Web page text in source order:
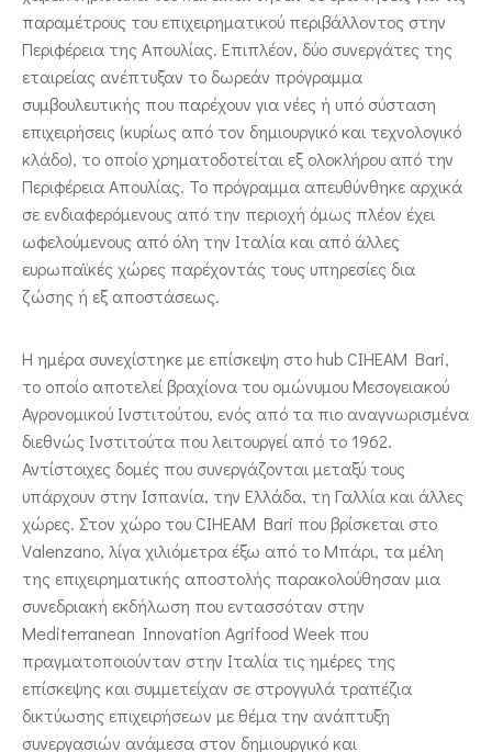
παραμέτρους του επιχειρηματικού περιβάλλοντος στην
Περιφέρεια της Απουλίας. Επιπλέον, δύο συνεργάτες της
εταιρείας ανέπτυξαν το δωρεάν πρόγραμμα
συμβουλευτικής που παρέχουν για νέες ή υπό σύσταση
επιχειρήσεις (κυρίως από τον δημιουργικό και τεχνολογικό
κλάδο), το οποίο χρηματοδοτείται εξ ολοκλήρου από την
Περιφέρεια Απουλίας. Το πρόγραμμα απευθύνθηκε αρχικά
σε ενδιαφερόμενους από την περιοχή όμως πλέον έχει
ωφελούμενους από όλη την Ιταλία και από άλλες
ευρωπαϊκές χώρες παρέχοντάς τους υπηρεσίες δια
ζώσης ή εξ αποστάσεως.
Η ημέρα συνεχίστηκε με επίσκεψη στο hub CIHEAM Bari,
το οποίο αποτελεί βραχίονα του ομώνυμου Μεσογειακού
Αγρονομικού Ινστιτούτου, ενός από τα πιο αναγνωρισμένα
διεθνώς Ινστιτούτα που λειτουργεί από το 1962.
Αντίστοιχες δομές που συνεργάζονται μεταξύ τους
υπάρχουν στην Ισπανία, την Ελλάδα, τη Γαλλία και άλλες
χώρες. Στον χώρο του CIHEAM Bari που βρίσκεται στο
Valenzano, λίγα χιλιόμετρα έξω από το Μπάρι, τα μέλη
της επιχειρηματικής αποστολής παρακολούθησαν μια
συνεδριακή εκδήλωση που εντασσόταν στην
Mediterranean Innovation Agrifood Week που
πραγματοποιούνταν στην Ιταλία τις ημέρες της
επίσκεψης και συμμετείχαν σε στρογγυλά τραπέζια
δικτύωσης επιχειρήσεων με θέμα την ανάπτυξη
συνεργασιών ανάμεσα στον δημιουργικό και